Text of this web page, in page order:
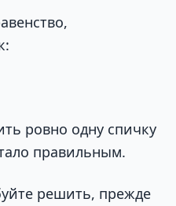
ровно одну спичку
правильным.
решить, прежде